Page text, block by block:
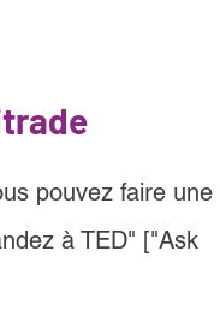
pouvez faire une
à TED" ["Ask